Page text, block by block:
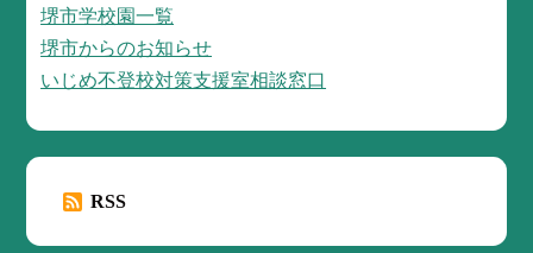
堺市学校園一覧
堺市からのお知らせ
いじめ不登校対策支援室相談窓口
RSS